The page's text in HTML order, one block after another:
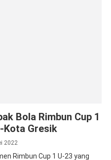
Bola Rimbun Cup 1
Kota Gresik
2022
Rimbun Cup 1 U-23 yang